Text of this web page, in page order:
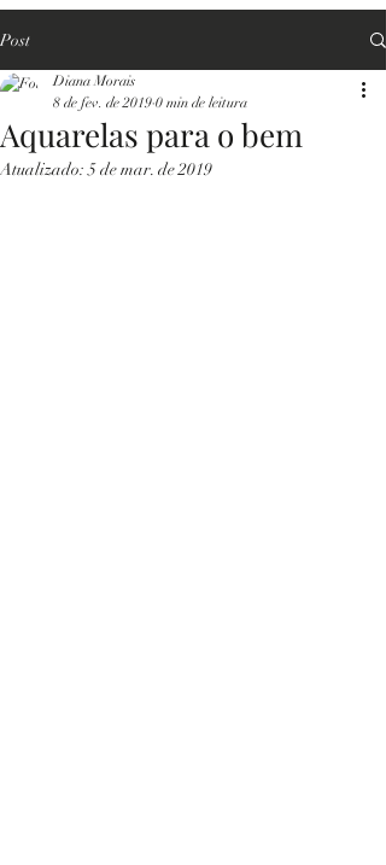
Post
Aquarelas para o bem
Diana Morais
8 de fev. de 2019 0 min de leitura
Atualizado:5 de mar. de 2019